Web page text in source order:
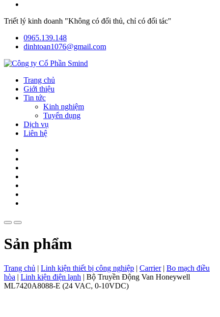
Triết lý kinh doanh "Không có đối thủ, chỉ có đối tác"
0965.139.148
dinhtoan1076@gmail.com
Trang chủ
Giới thiệu
Tin tức
Kinh nghiệm
Tuyển dụng
Dịch vụ
Liên hệ
Sản phẩm
Trang chủ | Linh kiện thiết bị công nghiệp | Carrier| Bo mạch điều
hòa | Linh kiện điện lạnh | Bộ Truyền Động Van Honeywell
ML7420A8088-E (24 VAC, 0-10VDC)